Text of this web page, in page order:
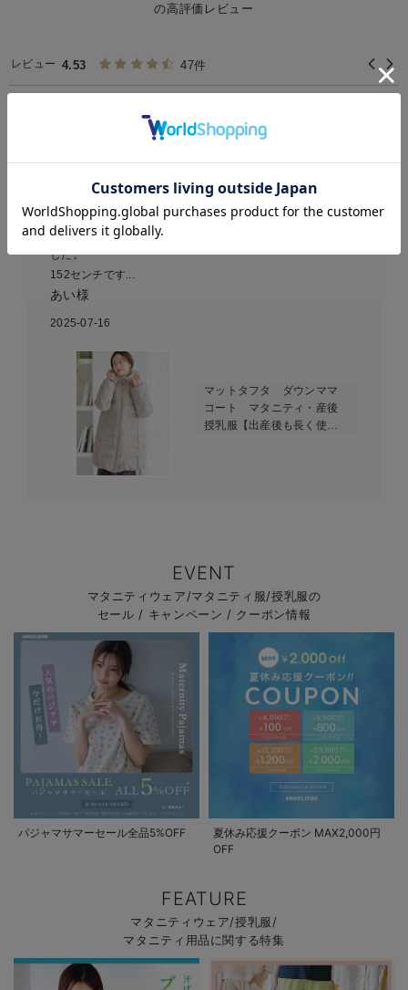
お気に入り商品を確認する
の高評価レビュー
レビュー 4.53 47件
とても良いです、軽くてあたたかい。妊娠中もよく着ていま
した。
152センチです...
あい様
2025-07-16
マットタフタ ダウンママ
コート マタニティ・産後
授乳服【出産後も長く使え
EVENT
マタニティウェア/マタニティ服/授乳服の
セール / キャンペーン / クーポン情報
パジャマサマーセール全品5%OFF
夏休み応援クーポン MAX2,000円
OFF
FEATURE
マタニティウェア/授乳服/
マタニティ用品に関する特集